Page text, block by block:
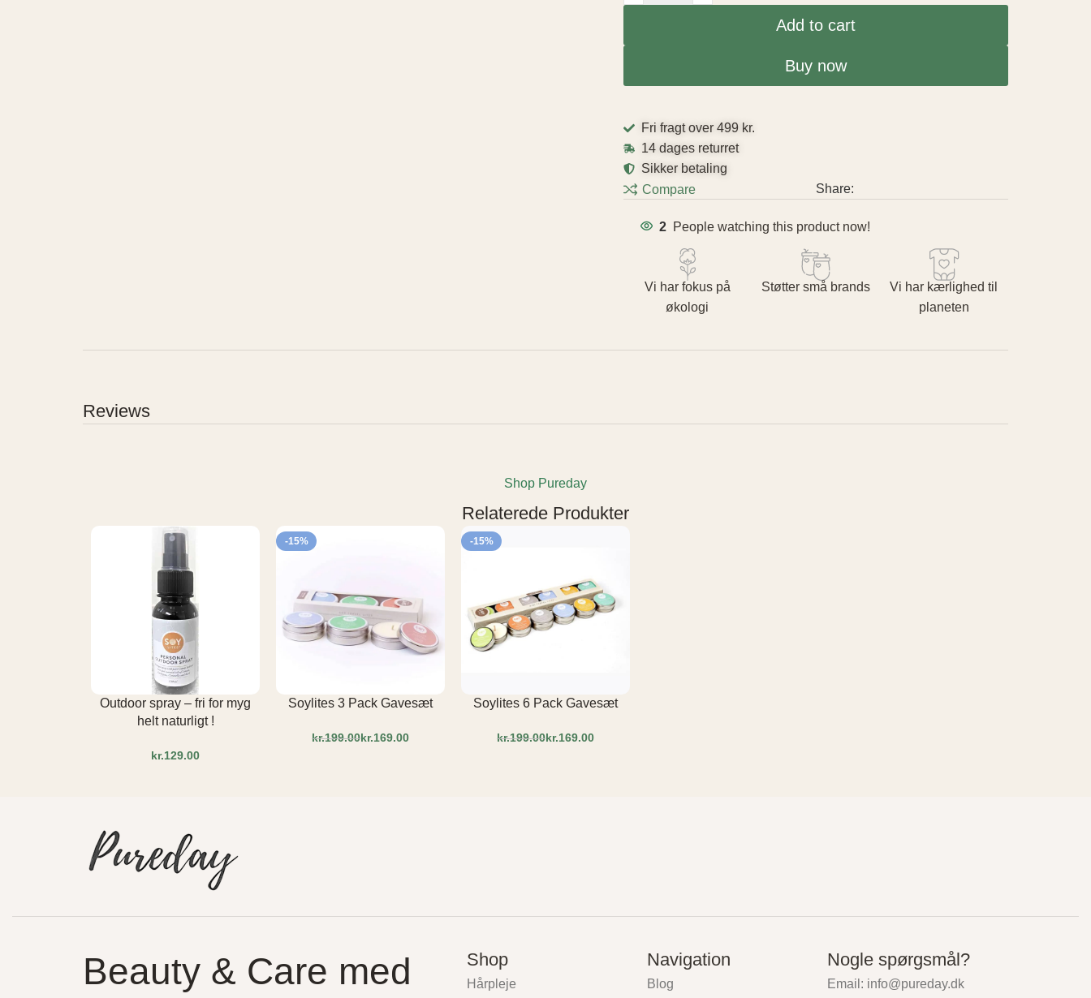
Add to cart
Buy now
Fri fragt over 499 kr.
14 dages returret
Sikker betaling
Compare
Share:
2 People watching this product now!
Vi har fokus på
økologi
Støtter små brands
Vi har kærlighed til
planeten
Reviews
Shop Pureday
Relaterede Produkter
Outdoor spray – fri for myg
helt naturligt !
kr.
-15%
Soylites 3 Pack Gavesæt
kr.199.00kr.169.00
-15%
Soylites 6 Pack Gavesæt
kr.199.00kr.169.00
Beauty & Care med Shop
Hårpleje
Navigation
Blog
Nogle spørgsmål?
Email: info@pureday.dk